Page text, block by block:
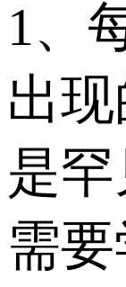
1、
出
是
需